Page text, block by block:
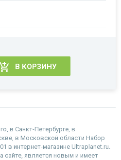
В КОРЗИНУ
в Санкт-Петербурге, в
в Московской области Набор
в интернет-магазине Ultraplanet.ru.
сайте, является новым и имеет